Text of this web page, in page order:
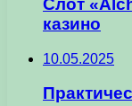
Слот
казино
10.05.2025